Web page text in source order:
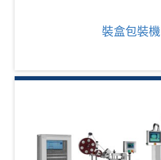
裝盒包裝機